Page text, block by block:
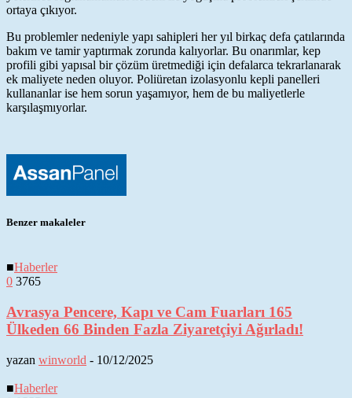
ortaya çıkıyor.
Bu problemler nedeniyle yapı sahipleri her yıl birkaç defa çatılarında
bakım ve tamir yaptırmak zorunda kalıyorlar. Bu onarımlar, kep
profili gibi yapısal bir çözüm üretmediği için defalarca tekrarlanarak
ek maliyete neden oluyor. Poliüretan izolasyonlu kepli panelleri
kullananlar ise hem sorun yaşamıyor, hem de bu maliyetlerle
karşılaşmıyorlar.
Benzer makaleler
■Haberler
0 3765
Avrasya Pencere, Kapı ve Cam Fuarları 165
Ülkeden 66 Binden Fazla Ziyaretçiyi Ağırladı!
yazan winworld - 10/12/2025
■Haberler